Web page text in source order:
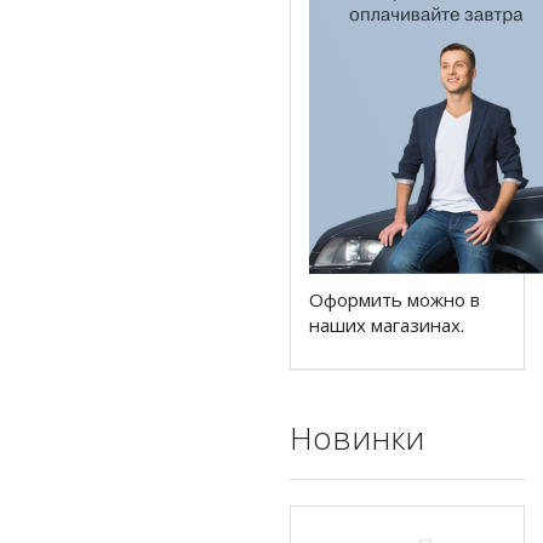
Оформить можно в
наших магазинах.
Новинки